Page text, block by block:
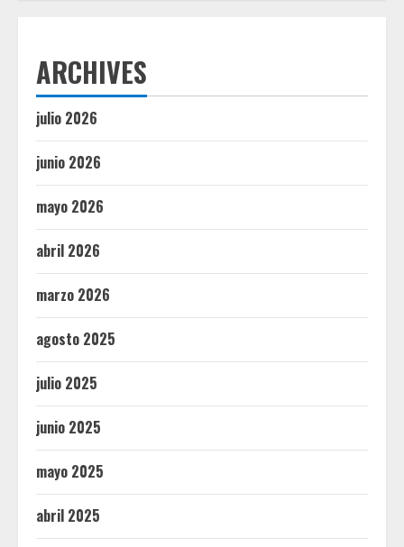
ARCHIVES
julio 2026
junio 2026
mayo 2026
abril 2026
marzo 2026
agosto 2025
julio 2025
junio 2025
mayo 2025
abril 2025